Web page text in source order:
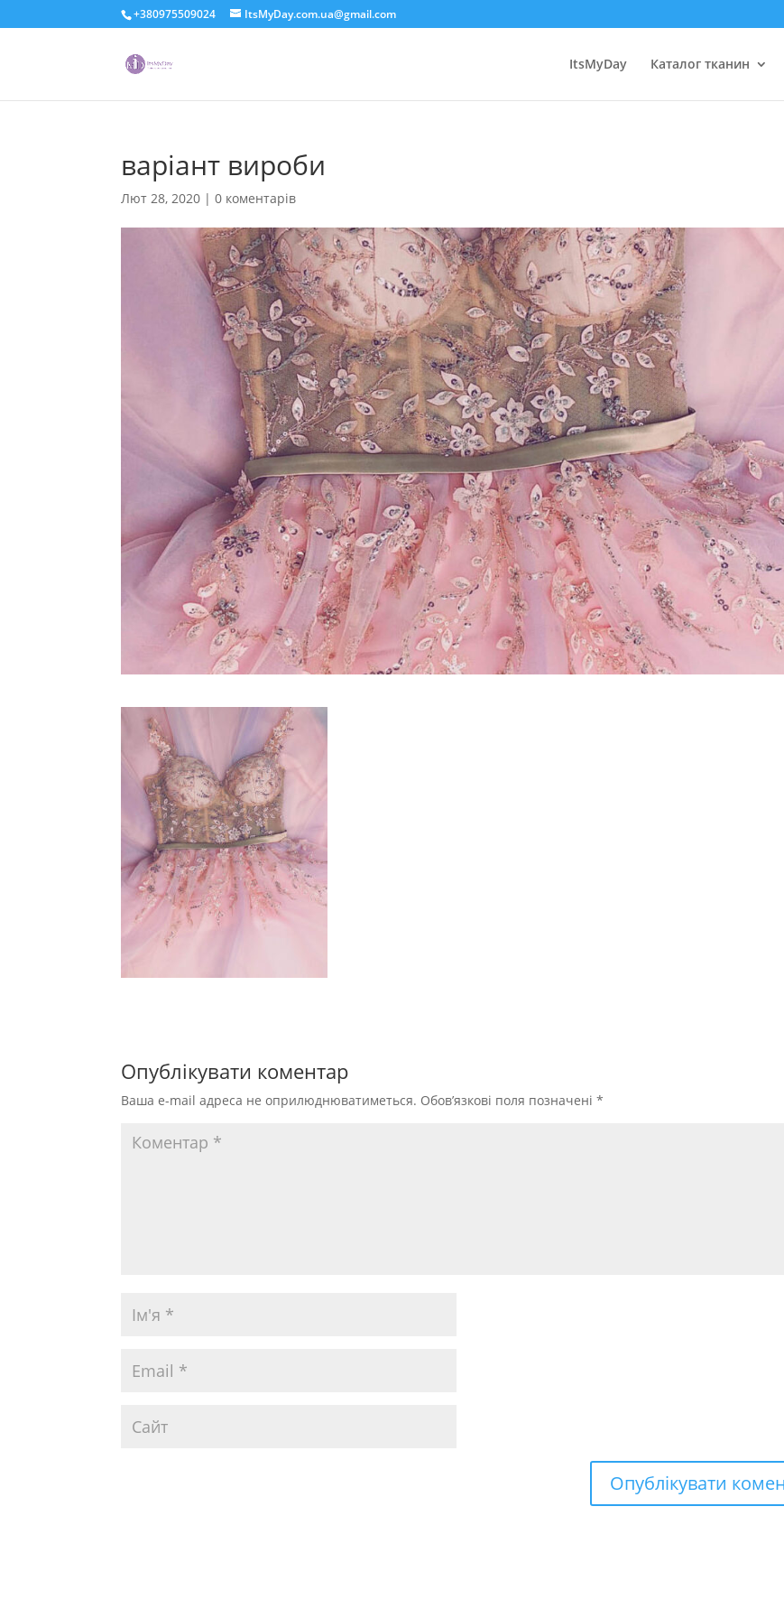
+380975509024 ItsMyDay.com.ua@gmail.com
ItsMyDay Каталог тканин
варіант вироби
Лют 28, 2020 |0 коментарів
Опублікувати коментар
Ваша e-mail адреса не оприлюднюватиметься. Обов’язкові поля позначені*